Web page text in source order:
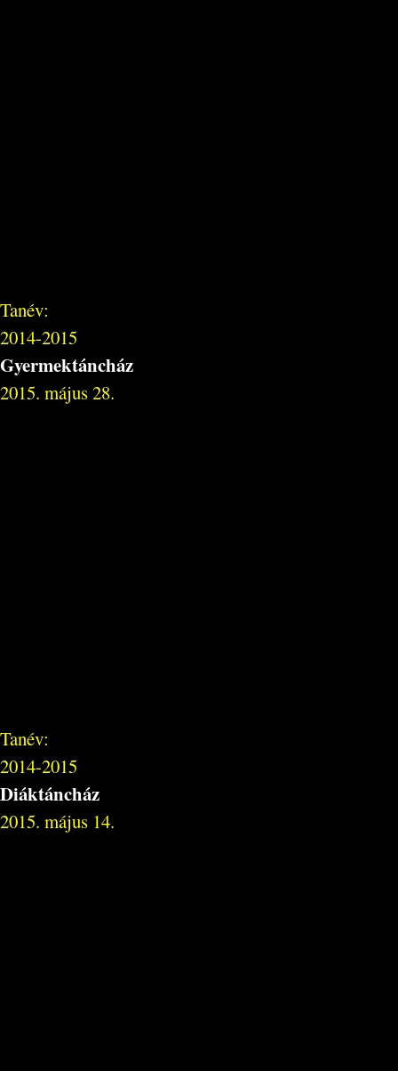
Tanév:
2014-2015
Gyermektáncház
2015. május 28.
Tanév:
2014-2015
Diáktáncház
2015. május 14.